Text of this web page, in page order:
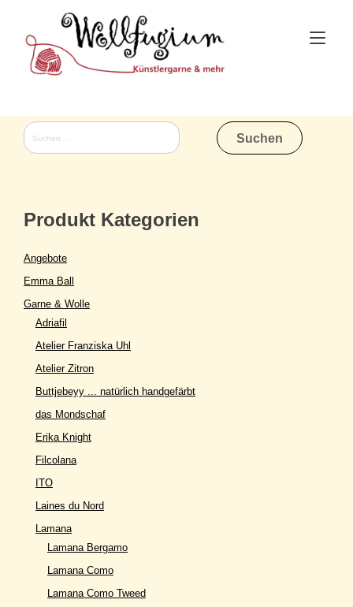
content
Suchen
nach:
Produkt Kategorien
Angebote
Emma Ball
Garne & Wolle
Adriafil
Atelier Franziska Uhl
Atelier Zitron
Buttjebeyy ... natürlich handgefärbt
das Mondschaf
Erika Knight
Filcolana
ITO
Laines du Nord
Lamana
Lamana Bergamo
Lamana Como
Lamana Como Tweed